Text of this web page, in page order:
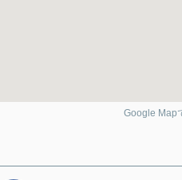
Google Map